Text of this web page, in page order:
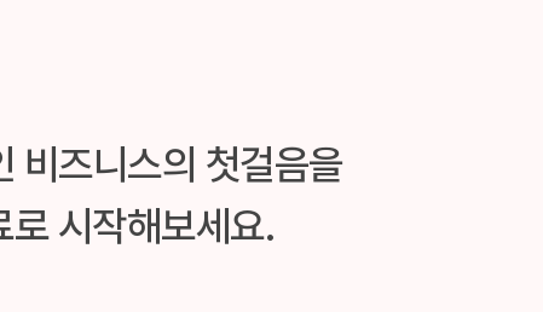
비즈니스의 첫걸음을
로 시작해보세요.